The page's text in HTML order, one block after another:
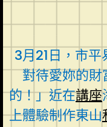
3月21日，市
對待愛妳的
的！」近在講座
上體驗制作東山